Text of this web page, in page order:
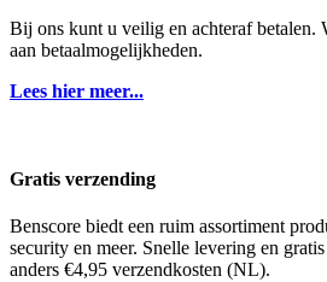
Bij ons kunt u veilig en achteraf betalen.
aan betaalmogelijkheden.
Lees hier meer...
Gratis verzending
Benscore biedt een ruim assortiment
security en meer. Snelle levering en
anders €4,95 verzendkosten (NL).